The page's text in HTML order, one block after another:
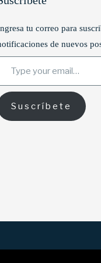
tu correo para
de nuevos
your email…
Suscríbete